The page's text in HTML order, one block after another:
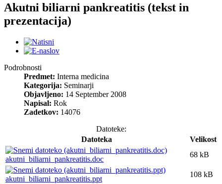
Akutni biliarni pankreatitis (tekst in
prezentacija)
Podrobnosti
Predmet: Interna medicina
Kategorija: Seminarji
Objavljeno: 14 September 2008
Napisal: Rok
Zadetkov: 14076
Datoteke:
Datoteka
Velikost
akutni_biliarni_pankreatitis.doc
68 kB
akutni_biliarni_pankreatitis.ppt
108 kB